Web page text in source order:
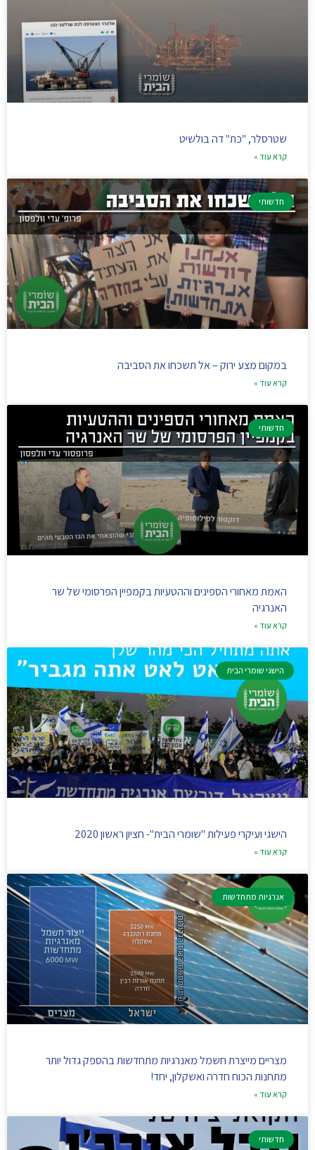
שטרסלר, "כת" דה בולשיט
קרא עוד »
חדשותי
במקום מצע ירוק – אל תשכחו את הסביבה
קרא עוד »
חדשותי
האמת מאחורי הספינים וההטעיות בקמפיין הפרסומי של שר
האנרגיה
קרא עוד »
הישגי שומרי הבית
הישגי ועיקרי פעילות "שומרי הבית"- חציון ראשון 2020
קרא עוד »
אנרגיות מתחדשות
מצריים מייצרת חשמל מאנרגיות מתחדשות בהספק גדול יותר
מתחנות הכוח חדרה ואשקלון, יחד!
קרא עוד »
חדשותי